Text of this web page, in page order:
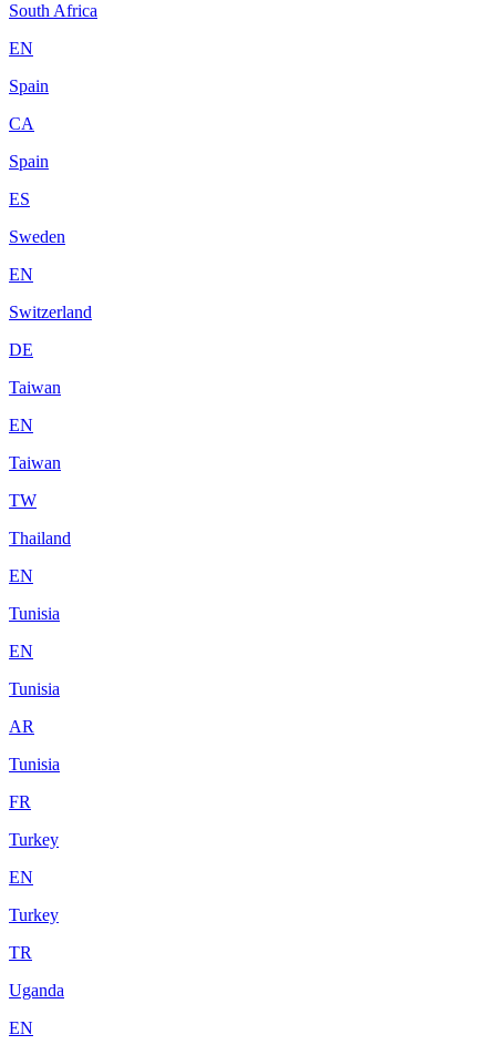
South Africa
EN
Spain
CA
Spain
ES
Sweden
EN
Switzerland
DE
Taiwan
EN
Taiwan
TW
Thailand
EN
Tunisia
EN
Tunisia
AR
Tunisia
FR
Turkey
EN
Turkey
TR
Uganda
EN